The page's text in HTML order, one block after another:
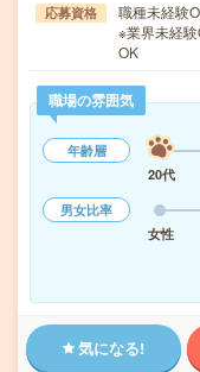
応募資格
職種未経験
※業界未経
OK
職場の雰囲気
年齢層
20代
男女比率
女性
気になる!